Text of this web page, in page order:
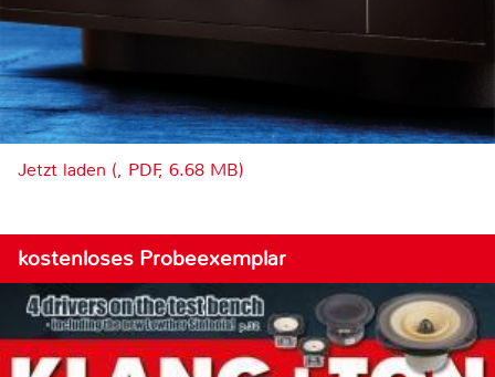
Jetzt laden (, PDF, 6.68 MB)
kostenloses Probeexemplar